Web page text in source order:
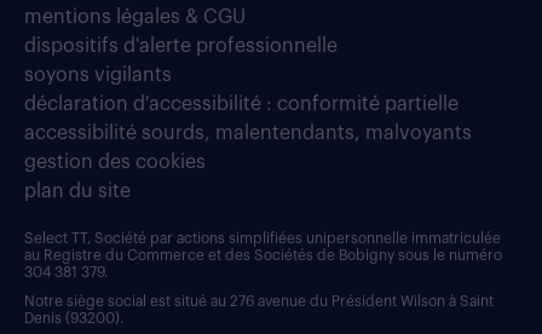
mentions légales & CGU
dispositifs d'alerte professionnelle
soyons vigilants
déclaration d'accessibilité : conformité partielle
accessibilité sourds, malentendants, malvoyants
gestion des cookies
plan du site
Select TT, Société par actions simplifiées unipersonnelle immatriculée
au Registre du Commerce et des Sociétés de Bobigny sous le numéro
304 381 379.
Notre siège social est situé au 276 avenue du Président Wilson à Saint
Denis (93200).